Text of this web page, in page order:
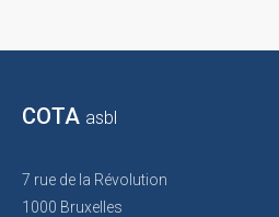
COTA asbl
7 rue de la Révolution
1000 Bruxelles